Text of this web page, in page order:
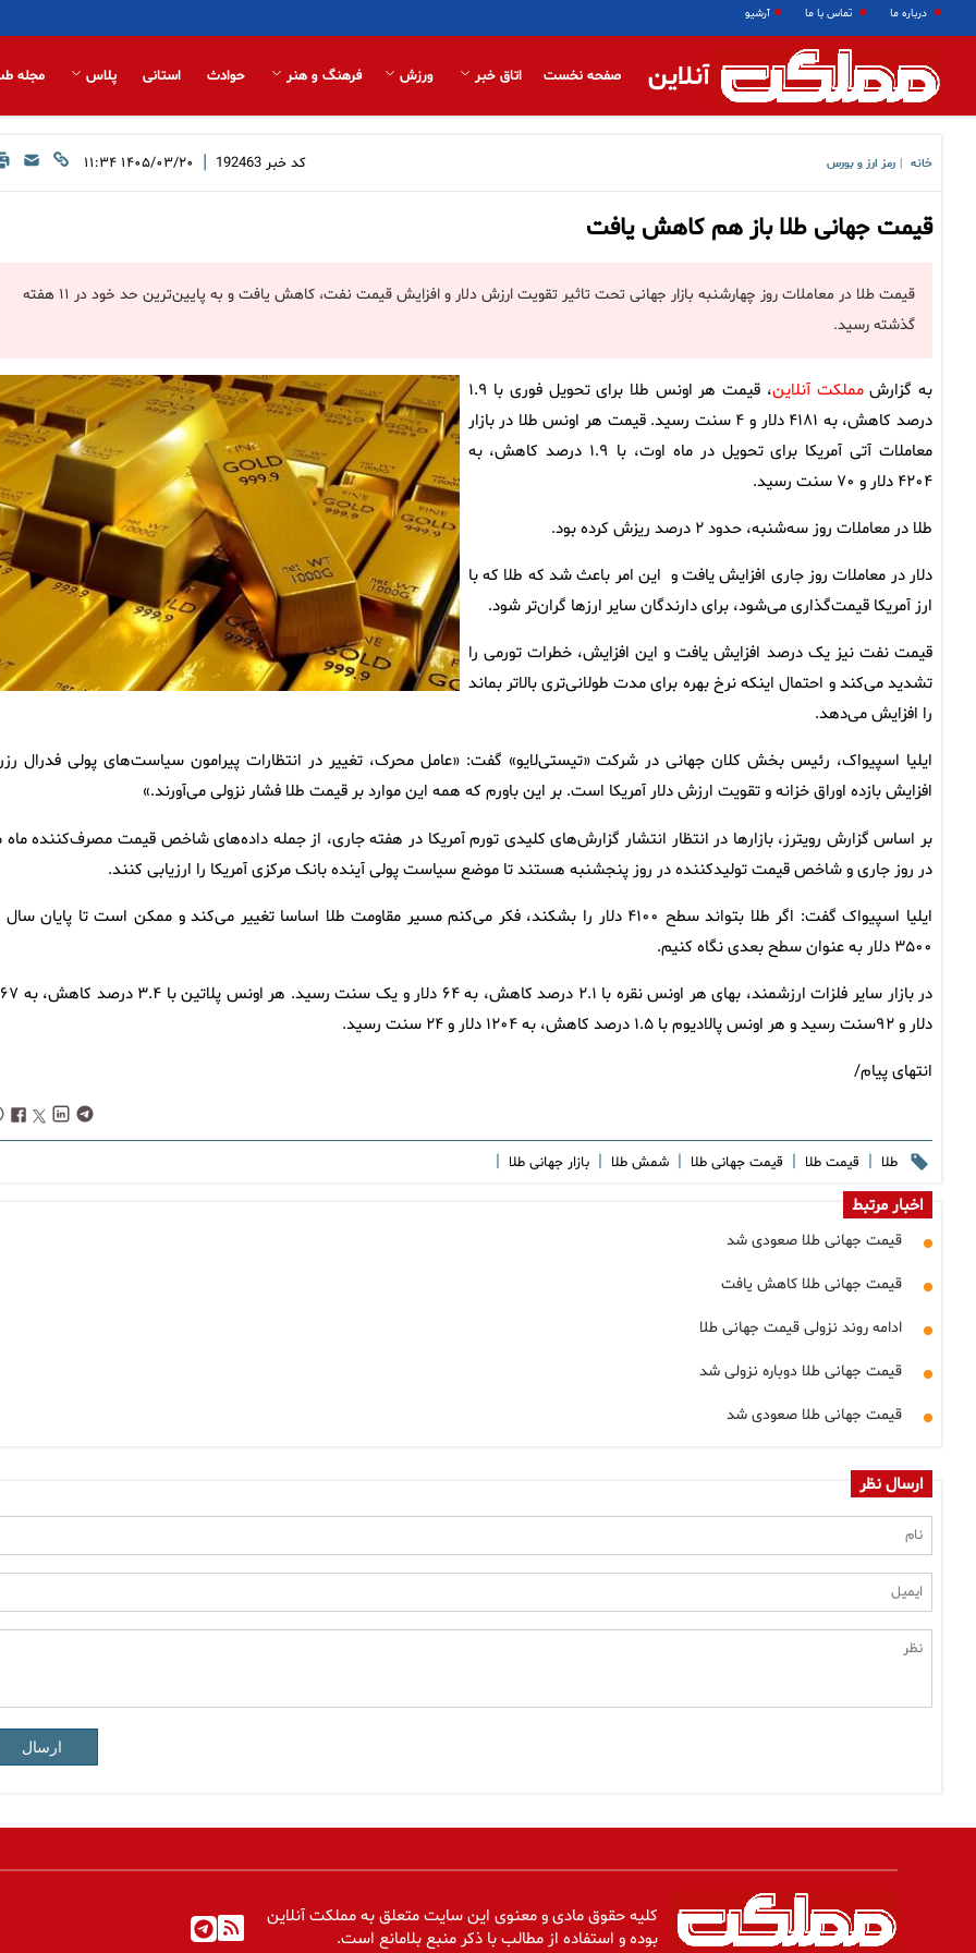
درباره ما تماس با ما آرشیو
آنلاین صفحه نخست اتاق خبر ورزش فرهنگ و هنر حوادث استانی پلاس مجله
خانه رمز ارز و بورس کد خبر 192463
| ۱۴۰۵/۰۳/۲۰ ۱۱:۳۴
قیمت جهانی طلا باز هم کاهش یافت
قیمت طلا در معاملات روز چهار­‌شنبه بازار جهانی تحت تاثیر تقویت ارزش دلار و افزایش قیمت نفت، کاهش یافت و به پایین‌ترین حد خود در ۱۱ هفته
گذشته رسید.
به گزارشمملکت آنلاین
، قیمت هر اونس طلا برای تحویل فوری با ۱.۹
درصد کاهش، به ۴۱۸۱ دلار و ۴ سنت رسید. قیمت هر اونس طلا در بازار
معاملات آتی آمریکا برای تحویل در ماه اوت، با ۱.۹ درصد کاهش، به
۴۲۰۴ دلار و ۷۰ سنت رسید.
طلا در معاملات روز سه‌شنبه، حدود ۲ درصد ریزش کرده بود.
دلار در معاملات روز جاری افزایش یافت و این امر باعث شد که طلا که با
ارز آمریکا قیمت‌گذاری می‌شود، برای دارندگان سایر ارزها گران‌تر شود.
قیمت نفت نیز یک درصد افزایش یافت و این افزایش، خطرات تورمی را
تشدید می‌کند و احتمال اینکه نرخ بهره برای مدت طولانی‌تری بالاتر بماند
را افزایش می‌دهد.
ایلیا اسپیواک، رئیس بخش کلان جهانی در شرکت «تیستی‌لایو» گفت: «عامل محرک، تغییر در انتظارات پیرامون سیاست‌های پولی فدرال
افزایش بازده اوراق خزانه‌ و تقویت ارزش دلار آمریکا است. بر این باورم که همه این موارد بر قیمت طلا فشار نزولی می‌آورند.»
بر اساس گزارش رویترز، بازارها در انتظار انتشار گزارش‌های کلیدی تورم آمریکا در هفته جاری، از جمله داده‌های شاخص قیمت مصرف‌کننده ماه
در روز جاری و شاخص قیمت تولیدکننده در روز پنجشنبه هستند تا موضع سیاست پولی آینده بانک مرکزی آمریکا را ارزیابی کنند.
ایلیا اسپیواک گفت: اگر طلا بتواند سطح ۴۱۰۰ دلار را بشکند، فکر می‌کنم مسیر مقاومت طلا اساسا تغییر می‌کند و ممکن است تا پایان
۳۵۰۰ دلار به عنوان سطح بعدی نگاه کنیم.
در بازار سایر فلزات ارزشمند، بهای هر اونس نقره با ۲.۱ درصد
دلار و ۹۲سنت رسید و هر اونس پالادیوم با ۱.۵ درصد کاهش، به ۱۲۰۴ دلار و ۲۴ سنت رسید.
انتهای پیام/
طلا | قیمت طلا | قیمت جهانی طلا | شمش طلا | بازار جهانی طلا |
اخبار مرتبط
قیمت جهانی طلا صعودی شد
قیمت جهانی طلا کاهش یافت
ادامه روند نزولی قیمت جهانی طلا
قیمت جهانی طلا دوباره نزولی شد
قیمت جهانی طلا صعودی شد
ارسال نظر
ارسال
کلیه حقوق مادی و معنوی این سایت متعلق به مملکت آنلاین
بوده و استفاده از مطالب با ذکر منبع بلامانع است.